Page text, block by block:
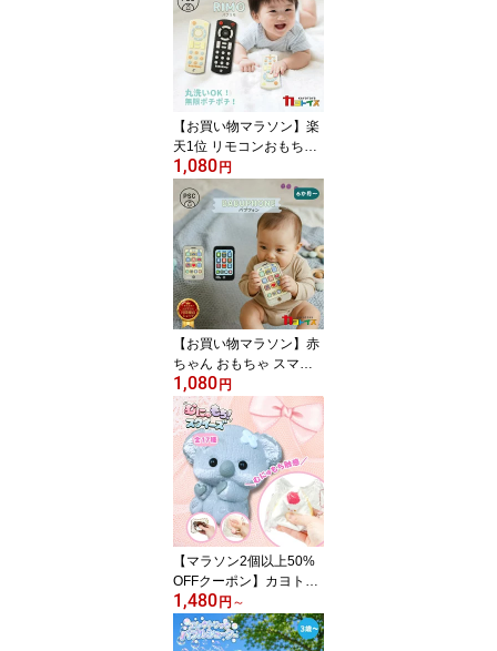
ラ 子ども カメラ しなこ
475 キャッチティニピン
【お買い物マラソン】楽
天1位 リモコンおもちゃ
バブリモ 赤ちゃん おも
ちゃ 6ヶ月 ブラック アイ
ボリー カヨトイズ ベビ
ー 歯固め ベビー 赤ちゃ
んリモコン 1歳 ボタン 持
ち運び 2歳 シリコン 歯が
ため かわいい 0歳 洗える
1,080 円
【お買い物マラソン】赤
ちゃん おもちゃ スマホ
バブフォン ブラック ベ
ージュ カヨトイズ 赤ち
ゃん おもちゃ スマホ ベ
ビー スマートフォン風お
もちゃ 歯固め シリコン
知育玩具 ベビー玩具 0歳
1歳 2歳 幼児 指先トレー
ニング 外出 おもちゃ
1,080 円
【マラソン2個以上50%
OFFクーポン】カヨトイ
ズ スクイーズ 低反発 水
感 むにゅもちスクイーズ
食べ物 動物 キーホルダ
1,480 円 ～